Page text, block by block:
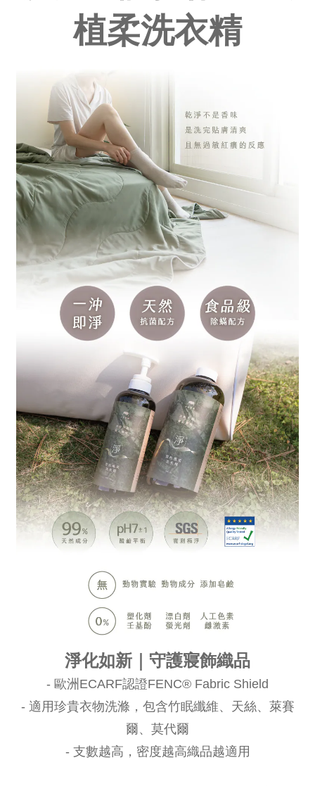
1,500 元的專屬心意折抵，
讓這個夏天，成為你最有「裸膚感」的沁涼
好夢。
植柔洗衣精
淨化如新｜守護寢飾織品
- 歐洲ECARF認證FENC® Fabric Shield
- 適用珍貴衣物洗滌，包含竹眠纖維、天絲、萊賽
爾、莫代爾
- 支數越高，密度越高織品越適用